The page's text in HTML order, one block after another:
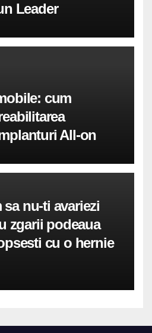
Leader
cum
All-on
nu-ti avariezi
zgarii podeaua
cu o hernie